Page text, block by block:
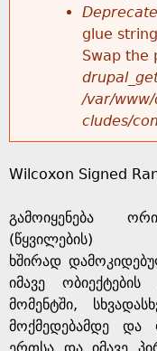
g
e
glue
Swap the
/var/
cludes/
Wilcoxon Signed
გამოიყენება
(წყვილების)
ხშირად
იმავე
მომენტში,
მოქმედებამდე და